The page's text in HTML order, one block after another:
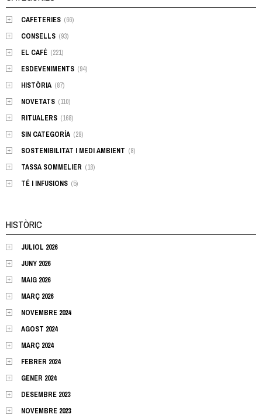
CAFETERIES (66)
CONSELLS (93)
EL CAFÉ (221)
ESDEVENIMENTS (94)
HISTÒRIA (87)
NOVETATS (110)
RITUALERS (168)
SIN CATEGORÍA (28)
SOSTENIBILITAT I MEDI AMBIENT (8)
TASSA SOMMELIER (18)
TÉ I INFUSIONS (5)
HISTÒRIC
JULIOL 2026
JUNY 2026
MAIG 2026
MARÇ 2026
NOVEMBRE 2024
AGOST 2024
MARÇ 2024
FEBRER 2024
GENER 2024
DESEMBRE 2023
NOVEMBRE 2023